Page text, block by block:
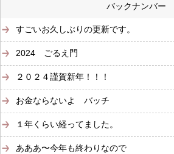
バックナンバー
すごいお久しぶりの更新です。
2024 ごるえ門
２０２４謹賀新年！！！
お金ならないよ バッチ
１年くらい経ってました。
あああ〜今年も終わりなので